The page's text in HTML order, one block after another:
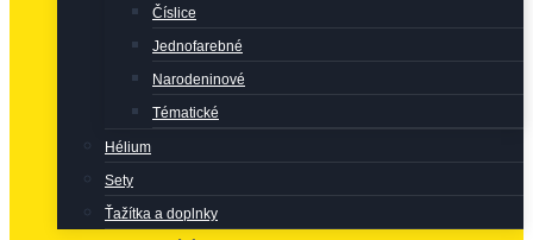
Číslice
Jednofarebné
Narodeninové
Tématické
Hélium
Sety
Ťažítka a doplnky